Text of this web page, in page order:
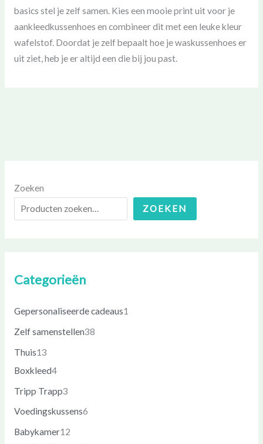
basics stel je zelf samen. Kies een mooie print uit voor je
aankleedkussenhoes en combineer dit met een leuke kleur
wafelstof. Doordat je zelf bepaalt hoe je waskussenhoes er
uit ziet, heb je er altijd een die bij jou past.
Zoeken
ZOEKEN
Categorieën
Gepersonaliseerde cadeaus1
Zelf samenstellen38
Thuis13
Boxkleed4
Tripp Trapp3
Voedingskussens6
Babykamer12